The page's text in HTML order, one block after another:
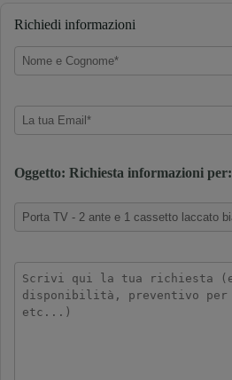
Richiedi informazioni
Oggetto: Richiesta informazioni per: